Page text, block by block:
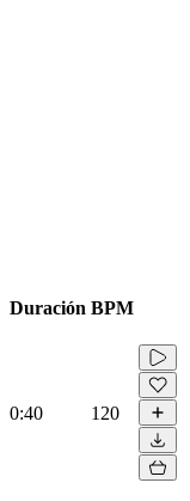
Duración BPM
0:40 120